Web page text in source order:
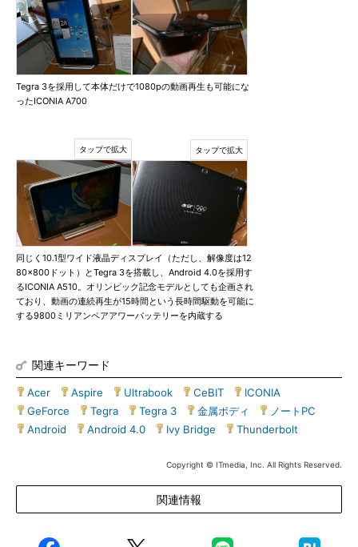
Tegra 3を採用して本体だけで1080pの動画再生も可能にな
ったICONIA A700
同じく10.1型ワイド液晶ディスプレイ（ただし、解像度は12
80×800ドット）とTegra 3を搭載し、Android 4.0を採用す
るICONIA A510。オリンピック記念モデルとしても企画され
ており、動画の連続再生が15時間という長時間駆動を可能に
する9800ミリアンペアアワーバッテリーを内蔵する
関連キーワード
Acer Aspire Ultrabook CeBIT ICONIA
GeForce
Tegra Tegra 3 金属ボディ ノートPC
Android
Android 4.0 Ivy Bridge Thunderbolt
Copyright © ITmedia, Inc. All Rights Reserved.
関連情報